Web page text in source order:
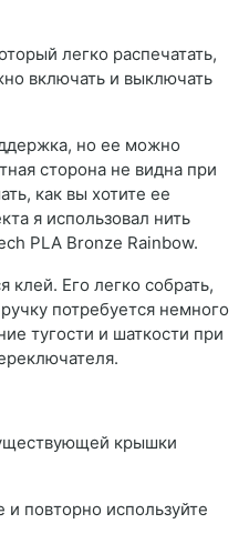
легко распечатать,
включать и выключать
но ее можно
сторона не видна при
как вы хотите ее
я использовал нить
PLA Bronze Rainbow.
клей. Его легко собрать,
потребуется немного
тугости и шаткости при
крышки
и повторно используйте